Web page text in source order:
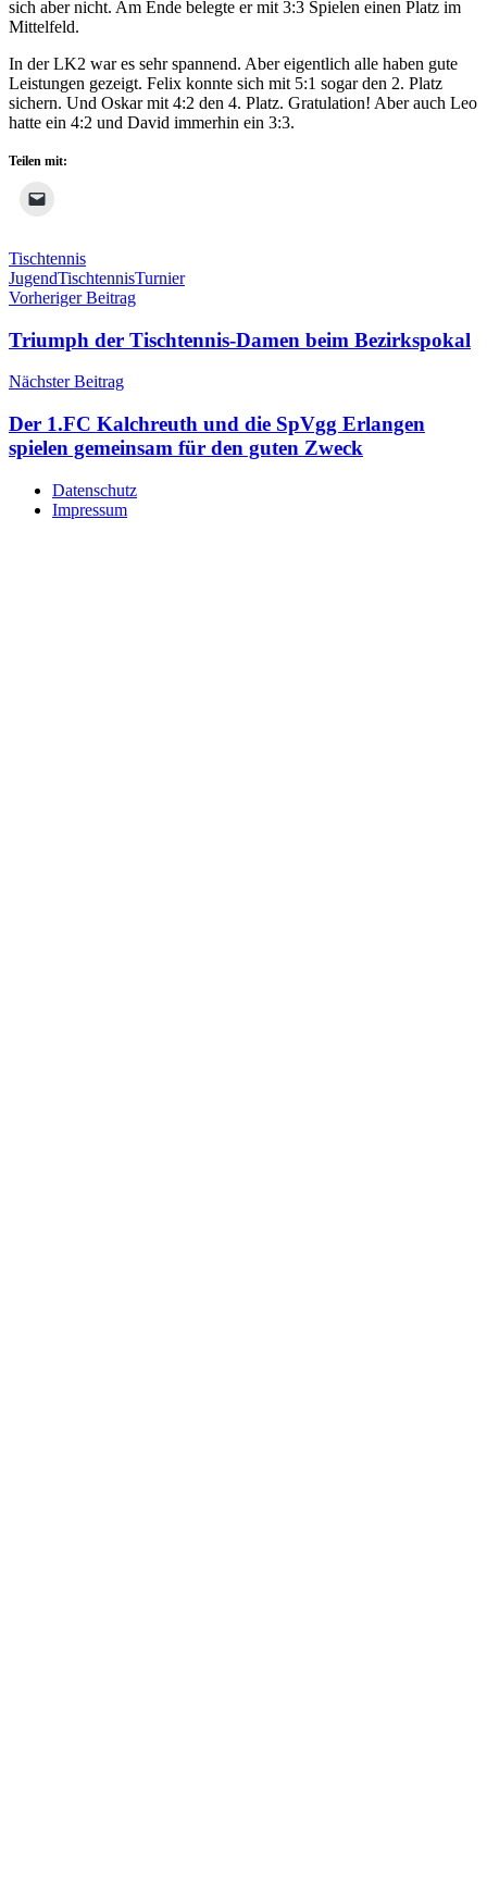
sich aber nicht. Am Ende belegte er mit 3:3 Spielen einen Platz im
Mittelfeld.
In der LK2 war es sehr spannend. Aber eigentlich alle haben gute
Leistungen gezeigt. Felix konnte sich mit 5:1 sogar den 2. Platz
sichern. Und Oskar mit 4:2 den 4. Platz. Gratulation! Aber auch Leo
hatte ein 4:2 und David immerhin ein 3:3.
Teilen mit:
Tischtennis
JugendTischtennisTurnier
Beitragsnavigation
Vorheriger Beitrag
Triumph der Tischtennis-Damen beim Bezirkspokal
Nächster Beitrag
Der 1.FC Kalchreuth und die SpVgg Erlangen
spielen gemeinsam für den guten Zweck
Datenschutz
Impressum